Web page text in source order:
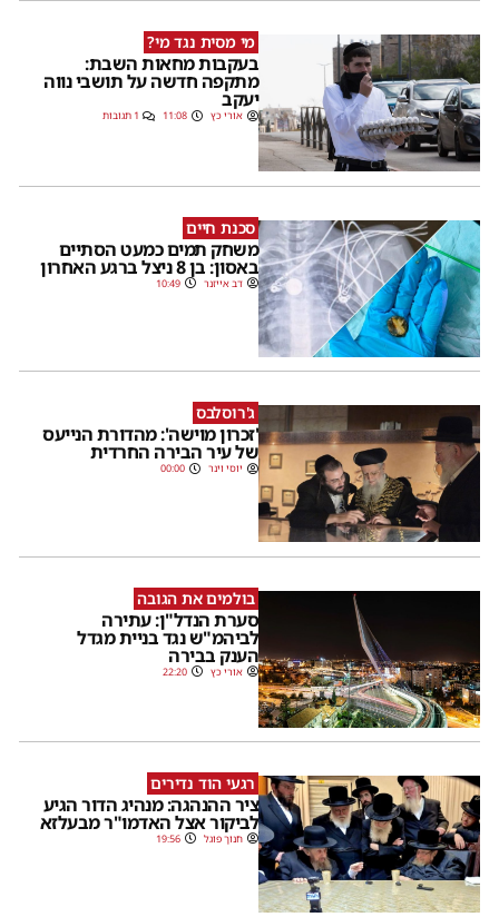
מי מסית נגד מי?
בעקבות מחאות השבת:
מתקפה חדשה על תושבי נווה
יעקב
אורי כץ 11:08 1 תגובות
סכנת חיים
משחק תמים כמעט הסתיים
באסון: בן 8 ניצל ברגע האחרון
דב אייזנר 10:49
ג'רוסלבס
'זכרון מוישה': מהדורת הנייעס
של עיר הבירה החרדית
יוסי וינר 00:00
בולמים את הגובה
סערת הנדל"ן: עתירה
לביהמ"ש נגד בניית מגדל
הענק בבירה
אורי כץ 22:20
רגעי הוד נדירים
ציר ההנהגה: מנהיג הדור הגיע
לביקור אצל האדמו"ר מבעלזא
חנוך פוגל 19:56